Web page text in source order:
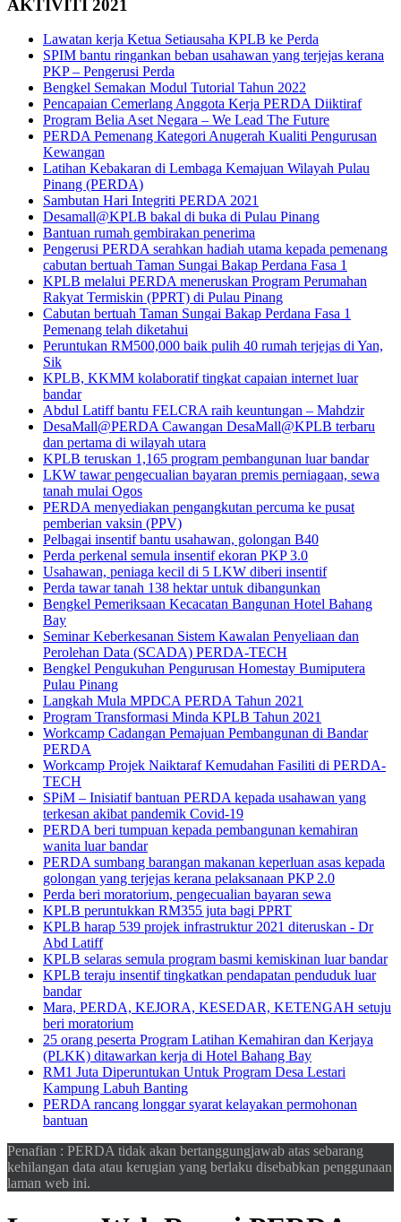
AKTIVITI 2021
Lawatan kerja Ketua Setiausaha KPLB ke Perda
SPIM bantu ringankan beban usahawan yang terjejas kerana
PKP – Pengerusi Perda
Bengkel Semakan Modul Tutorial Tahun 2022
Pencapaian Cemerlang Anggota Kerja PERDA Diiktiraf
Program Belia Aset Negara – We Lead The Future
PERDA Pemenang Kategori Anugerah Kualiti Pengurusan
Kewangan
Latihan Kebakaran di Lembaga Kemajuan Wilayah Pulau
Pinang (PERDA)
Sambutan Hari Integriti PERDA 2021
Desamall@KPLB bakal di buka di Pulau Pinang
Bantuan rumah gembirakan penerima
Pengerusi PERDA serahkan hadiah utama kepada pemenang
cabutan bertuah Taman Sungai Bakap Perdana Fasa 1
KPLB melalui PERDA meneruskan Program Perumahan
Rakyat Termiskin (PPRT) di Pulau Pinang
Cabutan bertuah Taman Sungai Bakap Perdana Fasa 1
Pemenang telah diketahui
Peruntukan RM500,000 baik pulih 40 rumah terjejas di Yan,
Sik
KPLB, KKMM kolaboratif tingkat capaian internet luar
bandar
Abdul Latiff bantu FELCRA raih keuntungan – Mahdzir
DesaMall@PERDA Cawangan DesaMall@KPLB terbaru
dan pertama di wilayah utara
KPLB teruskan 1,165 program pembangunan luar bandar
LKW tawar pengecualian bayaran premis perniagaan, sewa
tanah mulai Ogos
PERDA menyediakan pengangkutan percuma ke pusat
pemberian vaksin (PPV)
Pelbagai insentif bantu usahawan, golongan B40
Perda perkenal semula insentif ekoran PKP 3.0
Usahawan, peniaga kecil di 5 LKW diberi insentif
Perda tawar tanah 138 hektar untuk dibangunkan
Bengkel Pemeriksaan Kecacatan Bangunan Hotel Bahang
Bay
Seminar Keberkesanan Sistem Kawalan Penyeliaan dan
Perolehan Data (SCADA) PERDA-TECH
Bengkel Pengukuhan Pengurusan Homestay Bumiputera
Pulau Pinang
Langkah Mula MPDCA PERDA Tahun 2021
Program Transformasi Minda KPLB Tahun 2021
Workcamp Cadangan Pemajuan Pembangunan di Bandar
PERDA
Workcamp Projek Naiktaraf Kemudahan Fasiliti di PERDA-
TECH
SPiM – Inisiatif bantuan PERDA kepada usahawan yang
terkesan akibat pandemik Covid-19
PERDA beri tumpuan kepada pembangunan kemahiran
wanita luar bandar
PERDA sumbang barangan makanan keperluan asas kepada
golongan yang terjejas kerana pelaksanaan PKP 2.0
Perda beri moratorium, pengecualian bayaran sewa
KPLB peruntukkan RM355 juta bagi PPRT
KPLB harap 539 projek infrastruktur 2021 diteruskan - Dr
Abd Latiff
KPLB selaras semula program basmi kemiskinan luar bandar
KPLB teraju insentif tingkatkan pendapatan penduduk luar
bandar
Mara, PERDA, KEJORA, KESEDAR, KETENGAH setuju
beri moratorium
25 orang peserta Program Latihan Kemahiran dan Kerjaya
(PLKK) ditawarkan kerja di Hotel Bahang Bay
RM1 Juta Diperuntukan Untuk Program Desa Lestari
Kampung Labuh Banting
PERDA rancang longgar syarat kelayakan permohonan
bantuan
Penafian : PERDA tidak akan bertanggungjawab atas sebarang
kehilangan data atau kerugian yang berlaku disebabkan penggunaan
laman web ini.